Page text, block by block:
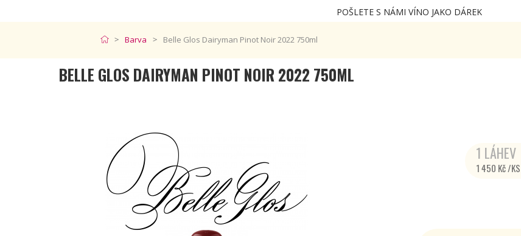
POŠLETE S NÁMI VÍNO JAKO DÁREK
Barva Belle Glos Dairyman Pinot Noir 2022 750ml
BELLE GLOS DAIRYMAN PINOT NOIR 2022 750ML
1 LÁHEV
1 450 Kč /KS